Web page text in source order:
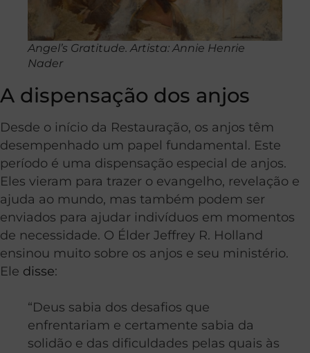
Angel’s Gratitude. Artista: Annie Henrie
Nader
A dispensação dos anjos
Desde o início da Restauração, os anjos têm
desempenhado um papel fundamental. Este
período é uma dispensação especial de anjos.
Eles vieram para trazer o evangelho, revelação e
ajuda ao mundo, mas também podem ser
enviados para ajudar indivíduos em momentos
de necessidade. O Élder Jeffrey R. Holland
ensinou muito sobre os anjos e seu ministério.
Ele disse:
“Deus sabia dos desafios que
enfrentariam e certamente sabia da
solidão e das dificuldades pelas quais às